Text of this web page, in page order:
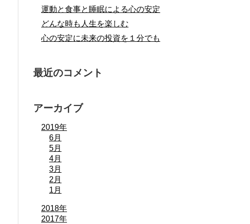
運動と食事と睡眠による心の安定
どんな時も人生を楽しむ
心の安定に未来の投資を１分でも
最近のコメント
アーカイブ
2019年
6月
5月
4月
3月
2月
1月
2018年
2017年